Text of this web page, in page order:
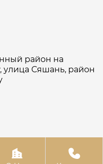
район на
улица Сяшань, район
 